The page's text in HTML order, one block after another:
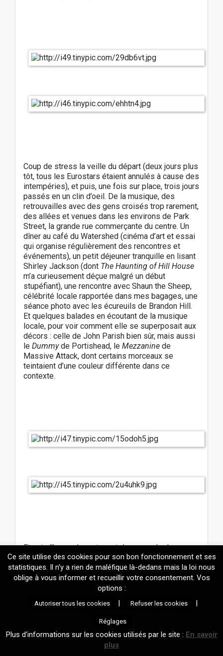
Coup de stress la veille du départ (deux jours plus
tôt, tous les Eurostars étaient annulés à cause des
intempéries), et puis, une fois sur place, trois jours
passés en un clin d’oeil. De la musique, des
retrouvailles avec des gens croisés trop rarement,
des allées et venues dans les environs de Park
Street, la grande rue commerçante du centre. Un
dîner au café du Watershed (cinéma d’art et essai
qui organise régulièrement des rencontres et
événements), un petit déjeuner tranquille en lisant
Shirley Jackson (dont The Haunting of Hill House
m’a curieusement déçue malgré un début
stupéfiant), une rencontre avec Shaun the Sheep,
célébrité locale rapportée dans mes bagages, une
séance photo avec les écureuils de Brandon Hill.
Et quelques balades en écoutant de la musique
locale, pour voir comment elle se superposait aux
décors : celle de John Parish bien sûr, mais aussi
le Dummyde Portishead, le Mezzanine de
Massive Attack, dont certains morceaux se
teintaient d’une couleur différente dans ce
contexte.
Et puis l’heure de rentrer, et de reprendre la course
trop vite pour avoir le temps de regretter
l’Angleterre.
Prochaine étape : Rennes, où j’exposerai mes
photos au bar Le Dahlia Noir à partir de ce samedi.
Vernissage et dédicace à 20h, et une
le sujet en guise d’apéritif.
Ce site utilise des cookies pour son bon fonctionnement et ses
statistiques. Il n'y a rien de maléfique là-dedans mais la loi nous
oblige à vous informer et recueillir votre consentement. Vos
options :
Autoriser tous les cookies | Refuser les cookies |
Réglages
Plus d'informations sur les cookies utilisés par le site : En savoir
plus